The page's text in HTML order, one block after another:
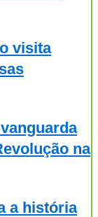
visita
na
a história